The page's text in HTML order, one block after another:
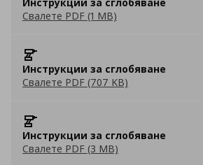
Свалете PDF (1 MB)
Инструкции за сглобяване
Свалете PDF (707 KB)
Инструкции за сглобяване
Свалете PDF (3 MB)